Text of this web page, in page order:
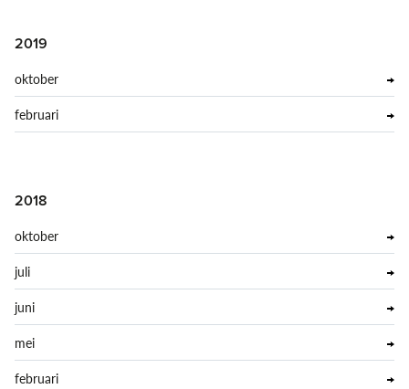
2019
oktober
februari
2018
oktober
juli
juni
mei
februari